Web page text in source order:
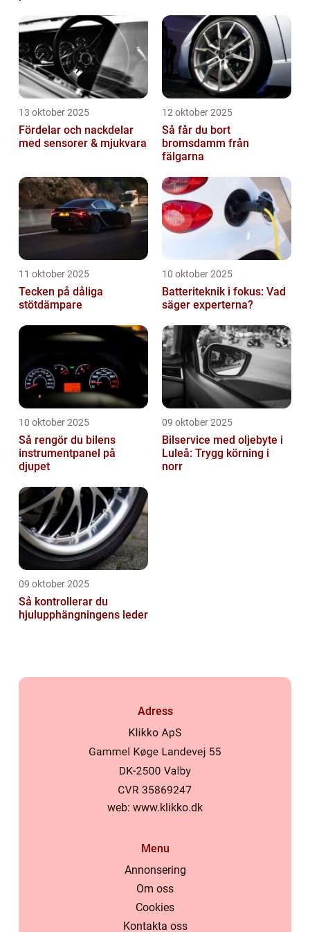
13 oktober 2025
Fördelar och nackdelar
med sensorer & mjukvara
12 oktober 2025
Så får du bort
bromsdamm från
fälgarna
11 oktober 2025
Tecken på dåliga
stötdämpare
10 oktober 2025
Batteriteknik i fokus: Vad
säger experterna?
10 oktober 2025
Så rengör du bilens
instrumentpanel på
djupet
09 oktober 2025
Bilservice med oljebyte i
Luleå: Trygg körning i
norr
09 oktober 2025
Så kontrollerar du
hjulupphängningens leder
Adress
web: www.klikko.dk
Menu
Annonsering
Om oss
Cookies
Kontakta oss